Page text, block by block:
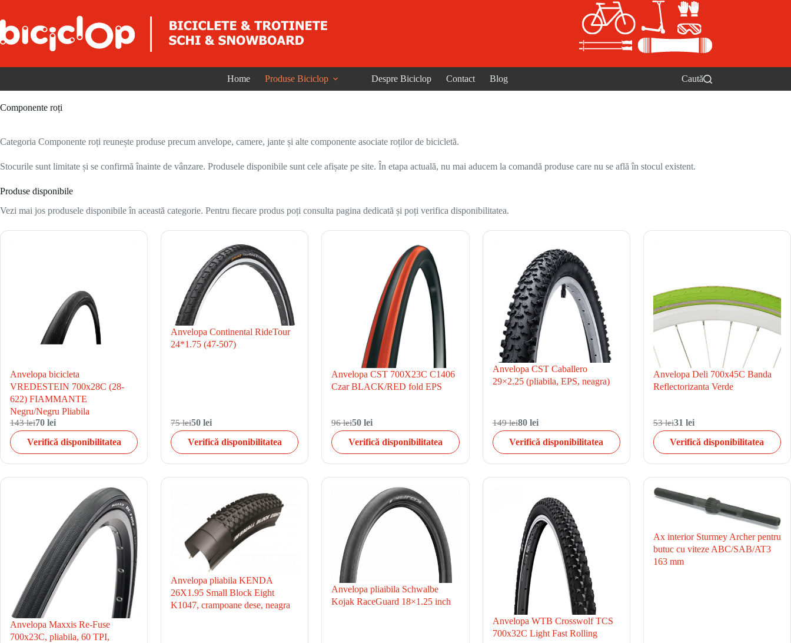
Home Produse Biciclop Despre Biciclop Contact Blog Caută
Componente roți
Categoria Componente roți reunește produse precum anvelope, camere, jante și alte componente asociate roților de bicicletă.
Stocurile sunt limitate și se confirmă înainte de vânzare. Produsele disponibile sunt cele afișate pe site. În etapa actuală, nu mai aducem la comandă produse care nu se află în stocul existent.
Produse disponibile
Vezi mai jos produsele disponibile în această categorie. Pentru fiecare produs poți consulta pagina dedicată și poți verifica disponibilitatea.
Anvelopa bicicleta
VREDESTEIN 700x28C (28-
622) FIAMMANTE
Negru/Negru Pliabila
143 lei70 lei
Verifică disponibilitatea
Anvelopa Continental RideTour
24*1.75 (47-507)
75 lei50 lei
Verifică disponibilitatea
Anvelopa CST 700X23C C1406
Czar BLACK/RED fold EPS
96 lei50 lei
Verifică disponibilitatea
Anvelopa CST Caballero
29×2.25 (pliabila, EPS, neagra)
149 lei80 lei
Verifică disponibilitatea
Anvelopa Deli 700x45C Banda
Reflectorizanta Verde
53 lei31 lei
Verifică disponibilitatea
Anvelopa Maxxis Re-Fuse
700x23C, pliabila, 60 TPI,
Anvelopa pliabila KENDA
26X1.95 Small Block Eight
K1047, crampoane dese, neagra
Anvelopa pliaibila Schwalbe
Kojak RaceGuard 18×1.25 inch
Anvelopa WTB Crosswolf TCS
700x32C Light Fast Rolling
Ax interior Sturmey Archer pentru
butuc cu viteze ABC/SAB/AT3
163 mm